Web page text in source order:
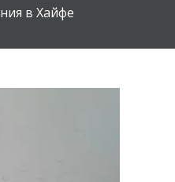
в Хайфе